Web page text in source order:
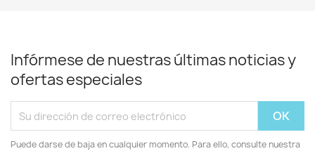
Infórmese de nuestras últimas noticias y
ofertas especiales
Puede darse de baja en cualquier momento. Para ello, consulte nuestra